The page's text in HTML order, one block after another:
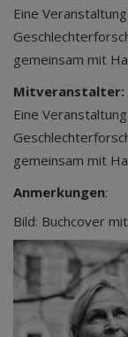
Eine
gemeinsam mit
Mitveranstalter:
Eine
gemeinsam mit
Anmerkungen:
Bild: Buchcover